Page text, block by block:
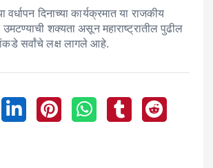
वर्धापन दिनाच्या कार्यक्रमात या राजकीय
शक्यता असून महाराष्ट्रातील पुढील
सर्वांचे लक्ष लागले आहे.